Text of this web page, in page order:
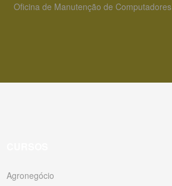
Oficina de Manutenção de Computadores
Agronegócio